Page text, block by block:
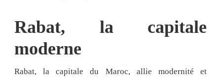
Rabat, la capitale
moderne
Rabat, la capitale du Maroc, allie modernité et